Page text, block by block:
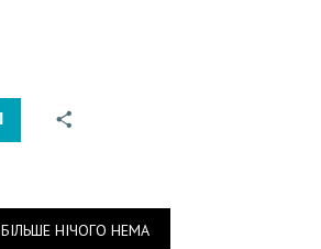
БІЛЬШЕ НІЧОГО НЕМА